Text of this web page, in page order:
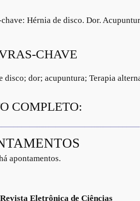
Hérnia de disco. Dor.
CHAVE
disco; dor; acupuntura; Terapia
COMPLETO:
apontamentos.
Eletrônica de Ciências